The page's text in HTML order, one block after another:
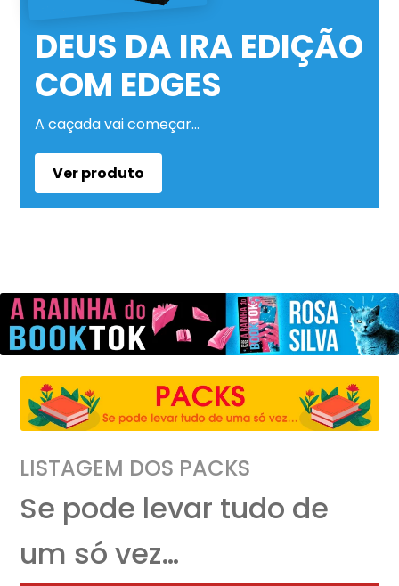
DEUS DA IRA EDIÇÃO
COM EDGES
A caçada vai começar…
Ver produto
LISTAGEM DOS PACKS
Se pode levar tudo de
um só vez…